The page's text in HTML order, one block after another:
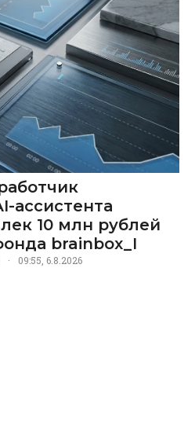
ассистента
10 млн рублей
brainbox_I
· 09:55, 6.8.2026